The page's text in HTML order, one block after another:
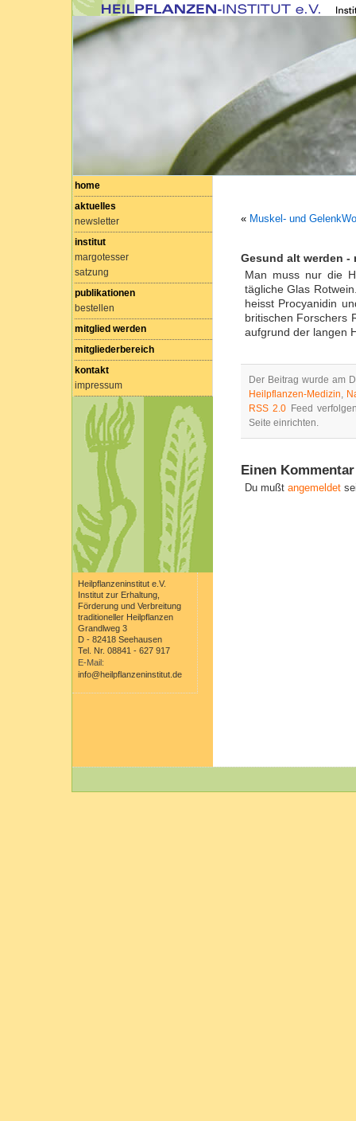
home
aktuelles
newsletter
institut
margotesser
satzung
publikationen
bestellen
mitglied werden
mitgliederbereich
kontakt
impressum
Heilpflanzeninstitut e.V.
Institut zur Erhaltung,
Förderung und Verbreitung
traditioneller Heilpflanzen
Grandlweg 3
D - 82418 Seehausen
Tel. Nr. 08841 - 627 917
E-Mail:
info@heilpflanzeninstitut.de
« Muskel- und
Gesund alt werden -
Man muss nur die
tägliche Glas
heisst Procyanidin
britischen Forschers
aufgrund der langen
Der Beitrag wurde am
Heilpflanzen-Medizin,
RSS 2.0 Feed
Seite einrichten.
Einen
Du mußt angemeldet